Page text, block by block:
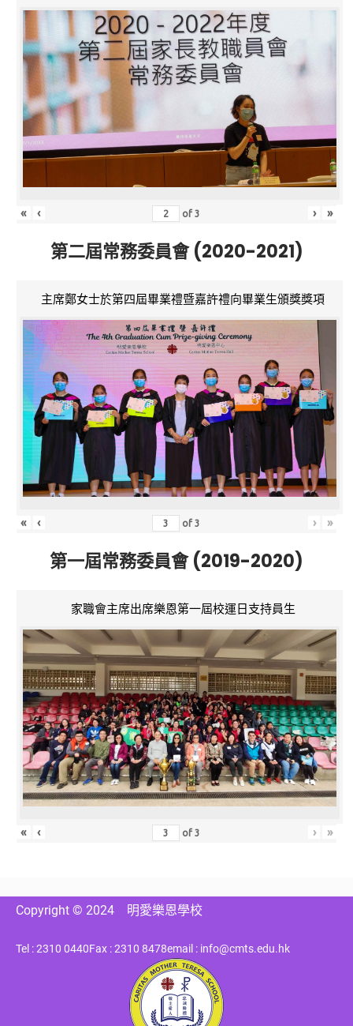
« ‹ of3 › »
第二屆常務委員會 (2020-2021)
主席鄭女士於第四屆畢業禮暨嘉許禮向畢業生頒獎獎項
« ‹ of3 › »
第一屆常務委員會 (2019-2020)
家職會主席出席樂恩第一屆校運日支持員生
« ‹ of3 › »
Copyright © 2024 明愛樂恩學校
Tel : 2310 0440Fax : 2310 8478email : info@cmts.edu.hk